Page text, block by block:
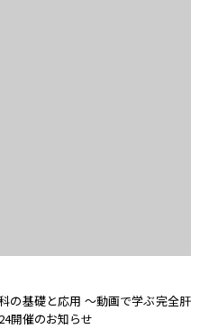
の基礎と応用 〜動画で学ぶ完全肝
開催のお知らせ